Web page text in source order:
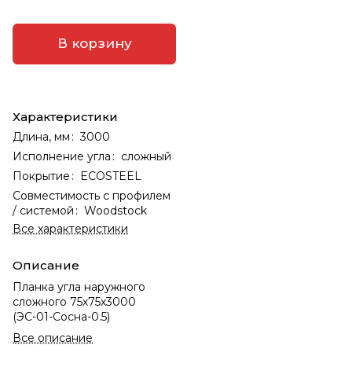
В корзину
Характеристики
Длина, мм : 3000
Исполнение угла : сложный
Покрытие : ECOSTEEL
Совместимость с профилем
/ системой : Woodstock
Все характеристики
Описание
Планка угла наружного
сложного 75х75х3000
(ЭС-01-Сосна-0.5)
Все описание